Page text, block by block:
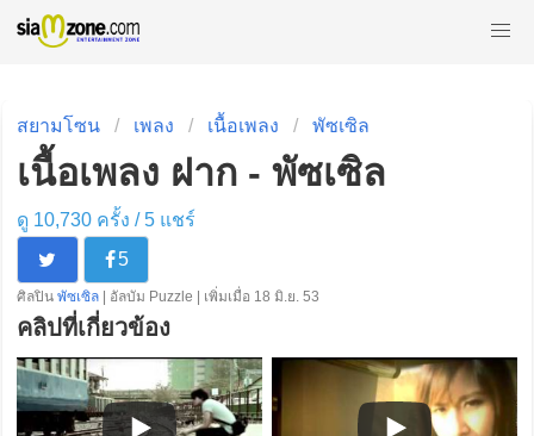
สยามโซน เพลง เนื้อเพลง พัซเซิล
เนื้อเพลง ฝาก - พัซเซิล
ดู 10,730 ครั้ง /5แชร์
5
ศิลปิน พัซเซิล | อัลบัม Puzzle | เพิ่มเมื่อ 18 มิ.ย. 53
คลิปที่เกี่ยวข้อง